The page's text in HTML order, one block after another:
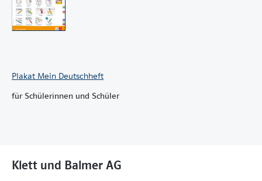
Plakat Mein Deutschheft
für Schülerinnen und Schüler
Klett und Balmer AG